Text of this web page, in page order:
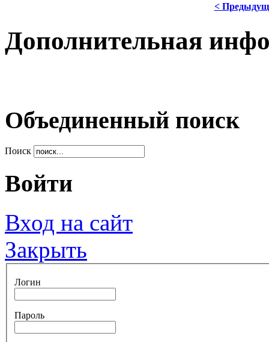
<
Дополнительная
Объединенный поиск
Поиск
Войти
Вход на сайт
Закрыть
Логин
Пароль